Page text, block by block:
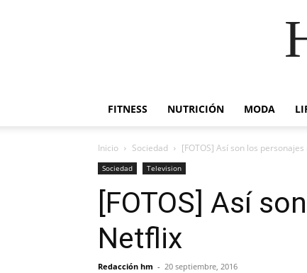
FITNESS NUTRICIÓN MODA
Inicio Sociedad [FOTOS] Así son los
Sociedad Television
[FOTOS] Así
Netflix
Redacción hm - 20 septiembre, 2016